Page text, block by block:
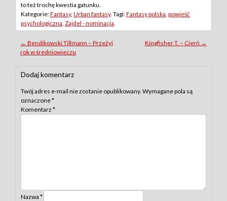
to też trochę kwestia gatunku.
Kategorie:Fantasy, Urban fantasy. Tagi:Fantasy polska powieść
psychologiczna Zajdel - nominacja
Post
navigation
← Bendikowski Tillmann – Przeżyj
rok w średniowieczu
Kingfisher T. – Cierń →
Dodaj komentarz
Twój adres e-mail nie zostanie opublikowany. Wymagane pola są
oznaczone*
Komentarz *
Nazwa *